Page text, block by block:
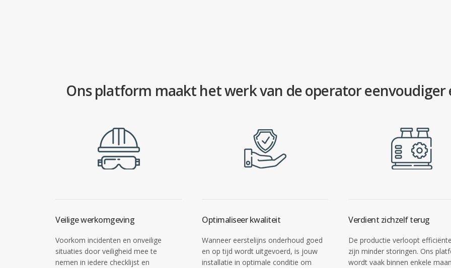
Ons platform maakt het werk van de operator
Veilige werkomgeving
Voorkom incidenten en onveilige
situaties door veiligheid mee te
nemen in iedere checklijst en
Optimaliseer kwaliteit
Wanneer eerstelijns onderhoud goed
en op tijd wordt uitgevoerd, is jouw
installatie in optimale conditie om
Verdient zichzelf terug
De productie verloopt
zijn minder storingen. Ons
wordt vaak binnen enkele